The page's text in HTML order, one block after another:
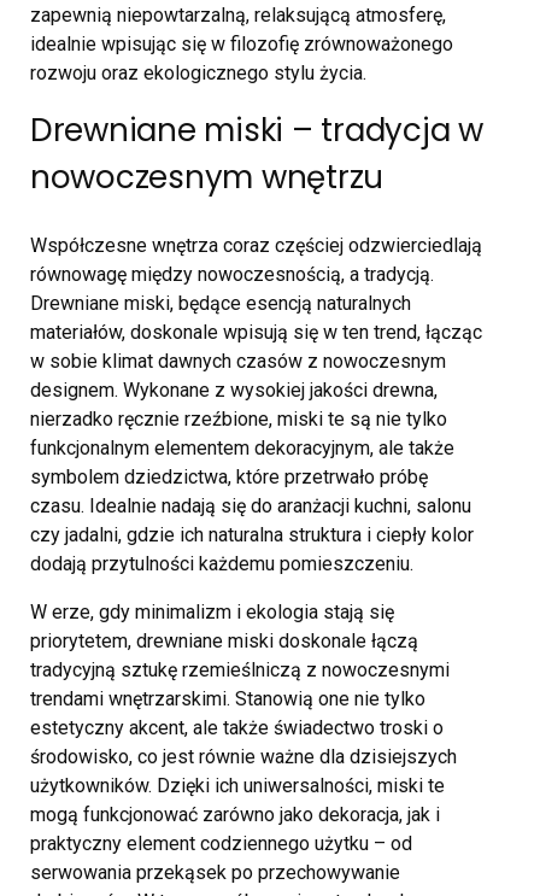
zapewnią niepowtarzalną, relaksującą atmosferę,
idealnie wpisując się w filozofię zrównoważonego
rozwoju oraz ekologicznego stylu życia.
Drewniane miski – tradycja w
nowoczesnym wnętrzu
Współczesne wnętrza coraz częściej odzwierciedlają
równowagę między nowoczesnością, a tradycją.
Drewniane miski, będące esencją naturalnych
materiałów, doskonale wpisują się w ten trend, łącząc
w sobie klimat dawnych czasów z nowoczesnym
designem. Wykonane z wysokiej jakości drewna,
nierzadko ręcznie rzeźbione, miski te są nie tylko
funkcjonalnym elementem dekoracyjnym, ale także
symbolem dziedzictwa, które przetrwało próbę
czasu. Idealnie nadają się do aranżacji kuchni, salonu
czy jadalni, gdzie ich naturalna struktura i ciepły kolor
dodają przytulności każdemu pomieszczeniu.
W erze, gdy minimalizm i ekologia stają się
priorytetem, drewniane miski doskonale łączą
tradycyjną sztukę rzemieślniczą z nowoczesnymi
trendami wnętrzarskimi. Stanowią one nie tylko
estetyczny akcent, ale także świadectwo troski o
środowisko, co jest równie ważne dla dzisiejszych
użytkowników. Dzięki ich uniwersalności, miski te
mogą funkcjonować zarówno jako dekoracja, jak i
praktyczny element codziennego użytku – od
serwowania przekąsek po przechowywanie